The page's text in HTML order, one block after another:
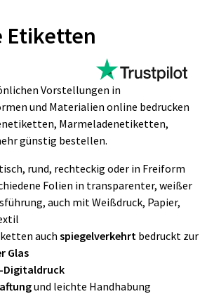
Etiketten
Vorstellungen in
und Materialien online bedrucken
Marmeladenetiketten,
günstig bestellen.
rund, rechteckig oder in Freiform
Folien in transparenter, weißer
auch mit Weißdruck, Papier,
auch spiegelverkehrt bedruckt zur
Glas
Digitaldruck
und leichte Handhabung